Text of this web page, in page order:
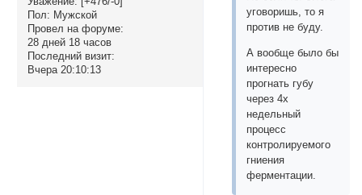
Пол: Мужской
Провел на форуме:
28 дней 18 часов
Последний визит:
Вчера 20:10:13
уговоришь, то я
против не буду.
А вообще было бы
интересно
прогнать губу
через 4х
недельный
процесс
контролируемого
гниения
ферментации.